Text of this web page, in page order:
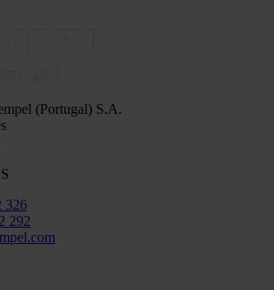
(Portugal) S.A.
326
292